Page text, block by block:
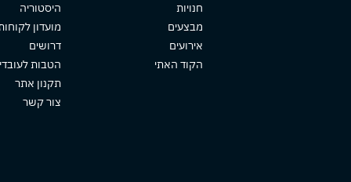
חנויות
מבצעים
אירועים
הקוד האתי
היסטוריה
מועדון
דרושים
הטבות
תקנון אתר
צור קשר